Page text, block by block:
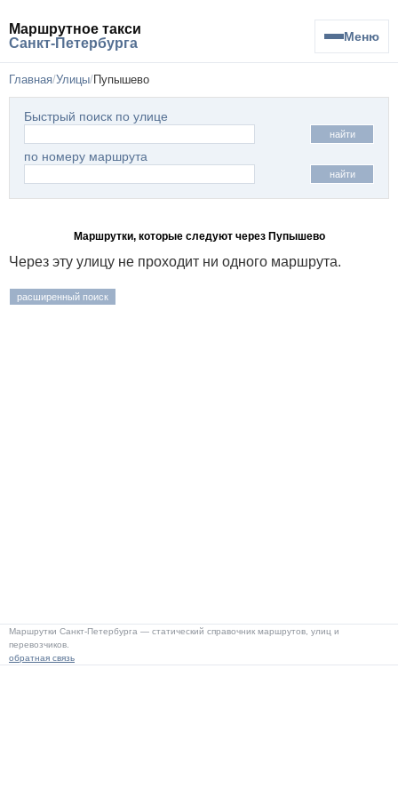
Маршрутное такси
Санкт-Петербурга
Меню
Главная Улицы Пупышево
Быстрый поиск по улице
найти
по номеру маршрута
найти
Маршрутки, которые следуют через Пупышево
Через эту улицу не проходит ни одного маршрута.
расширенный поиск
Маршрутки Санкт-Петербурга — статический справочник маршрутов, улиц и
перевозчиков.
обратная связь